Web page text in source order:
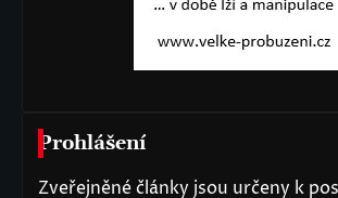
Prohlášení
Zveřejněné články jsou určeny k